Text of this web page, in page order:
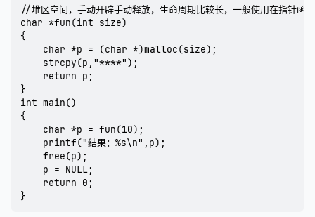
//堆区空间，手动开辟手动释放，生命周期比较长，一般使用在指针函
char *fun(int size)
{
    char *p = (char *)malloc(size);
    strcpy(p,"****");
    return p;
}
int main()
{
    char *p = fun(10);
    printf("结果：%s\n",p);
    free(p);
    p = NULL;
    return 0;
}